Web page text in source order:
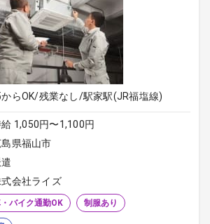
らOK/残業なし/駅家駅(JR福塩線)
1,050円〜1,100円
島県福山市
会社ライズ
バイク通勤OK 制服あり